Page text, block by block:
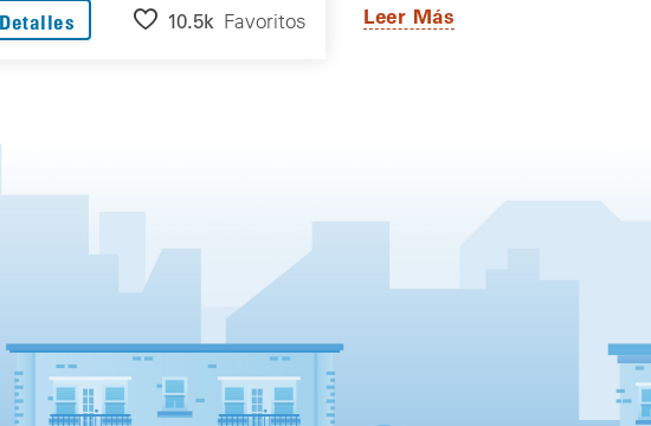
Detalles 10.5k Favoritos Leer Más